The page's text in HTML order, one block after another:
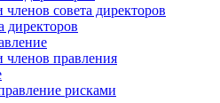
совета директоров
директоров
членов правления
рисками